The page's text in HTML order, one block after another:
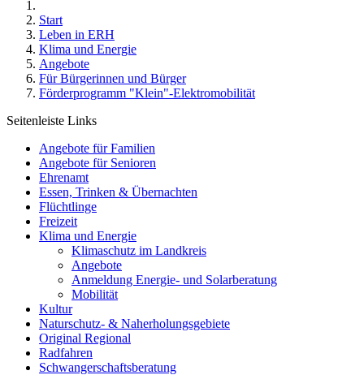
Start
Leben in ERH
Klima und Energie
Angebote
Für Bürgerinnen und Bürger
Förderprogramm "Klein"-Elektromobilität
Seitenleiste Links
Angebote für Familien
Angebote für Senioren
Ehrenamt
Essen, Trinken & Übernachten
Flüchtlinge
Freizeit
Klima und Energie
Klimaschutz im Landkreis
Angebote
Anmeldung Energie- und Solarberatung
Mobilität
Kultur
Naturschutz- & Naherholungsgebiete
Original Regional
Radfahren
Schwangerschaftsberatung